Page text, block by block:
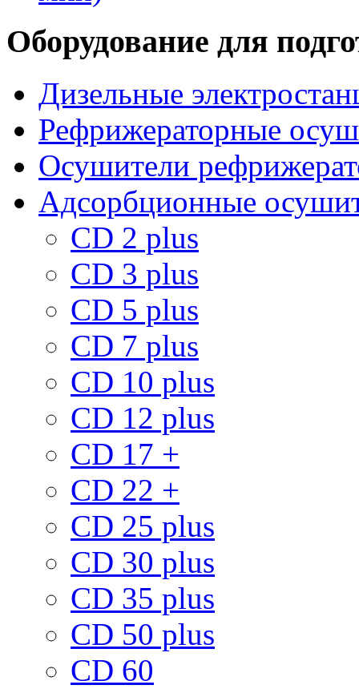
Оборудование для
Дизельные
Рефрижераторные
Осушители
Адсорбционные
CD 2 plus
CD 3 plus
CD 5 plus
CD 7 plus
CD 10 plus
CD 12 plus
CD 17 +
CD 22 +
CD 25 plus
CD 30 plus
CD 35 plus
CD 50 plus
CD 60